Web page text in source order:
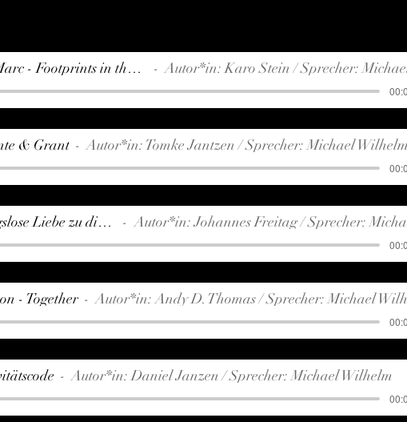
Hörbuchdemo - Dylan & Marc - Footprints in the sand Autor*in: Karo Stein / Sprecher: Michael
& Grant Autor*in: Tomke Jantzen / Sprecher: Michael Wilhelm
Hörbuchdemo - Bedingungslose Liebe zu dir selbst Autor*in: Johannes Freitag / Sprecher: Michael
- Together Autor*in: Andy D. Thomas / Sprecher: Michael
Autor*in: Daniel Janzen / Sprecher: Michael Wilhelm